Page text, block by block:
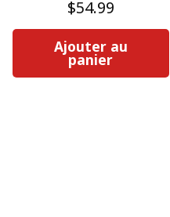
$54.99
Ajouter au
panier